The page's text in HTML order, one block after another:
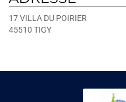
17 VILLA DU POIRIER
45510 TIGY